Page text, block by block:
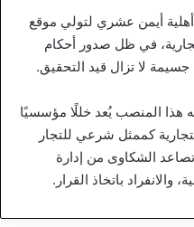
أيمن عشري لتولي موقع
في ظل صدور أحكام
لا تزال قيد التحقيق.
هذا المنصب يُعد خللًا مؤسسيًا
كممثل شرعي للتجار
الشكاوى من إدارة
والانفراد باتخاذ القرار.